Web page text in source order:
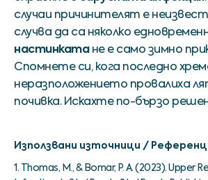
случаи причинителят е
случва да са няколко
настинкатане е само зимно
Спомнете си, кога последно
неразположението провалиха
почивка. Искахте по-бързо
Използвани източници /
1. Thomas, M., & Bomar, P. A. (2023). Upper